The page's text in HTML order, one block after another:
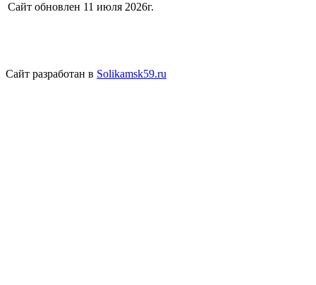
Сайт обновлен 11 июля 2026г.
Сайт разработан в Solikamsk59.ru